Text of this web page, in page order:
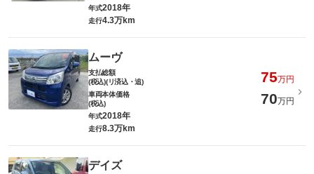
年式2018年
走行4.3万km
ムーヴ
支払総額
(税込)(リ済込・追)
75万円
車両本体価格
(税込)
70万円
年式2018年
走行8.3万km
デイズ